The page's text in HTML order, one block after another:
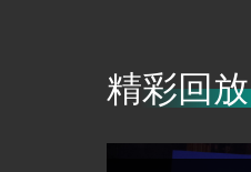
精彩回放